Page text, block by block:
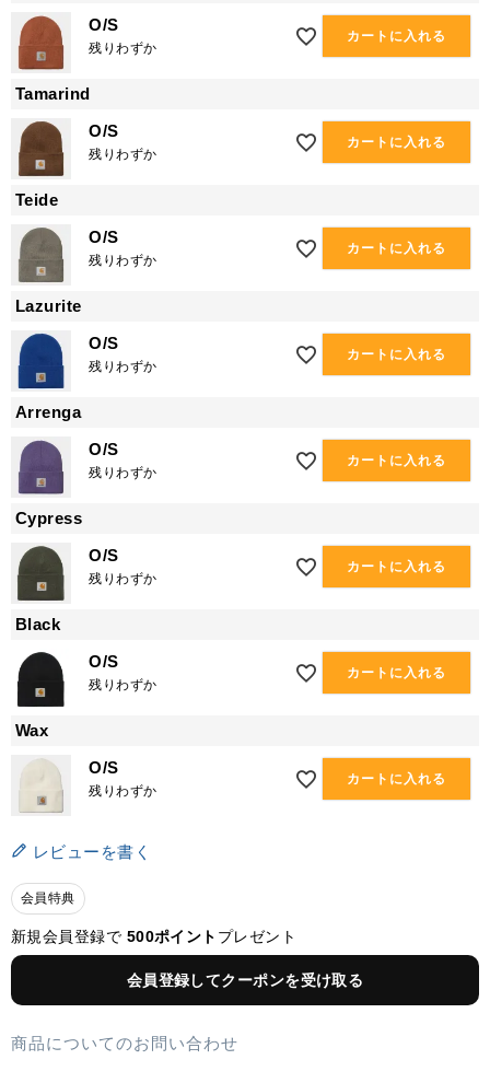
O/S
残りわずか
カートに入れる
Tamarind
O/S
残りわずか
カートに入れる
Teide
O/S
残りわずか
カートに入れる
Lazurite
O/S
残りわずか
カートに入れる
Arrenga
O/S
残りわずか
カートに入れる
Cypress
O/S
残りわずか
カートに入れる
Black
O/S
残りわずか
カートに入れる
Wax
O/S
残りわずか
カートに入れる
レビューを書く
会員特典
新規会員登録で 500ポイント プレゼント
会員登録してクーポンを受け取る
商品についてのお問い合わせ